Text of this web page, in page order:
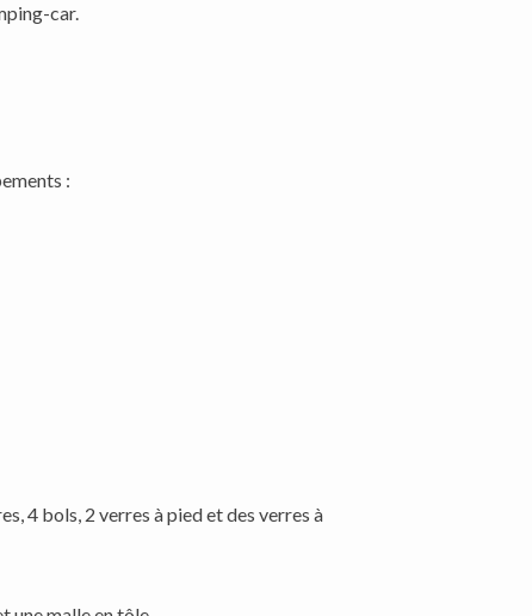
car.
:
4 bols, 2 verres à pied et des verres à